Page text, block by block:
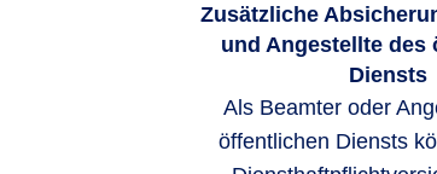
Zusätzliche
und Angestellte des
Diensts
Als Beamter oder
öffentlichen Diensts